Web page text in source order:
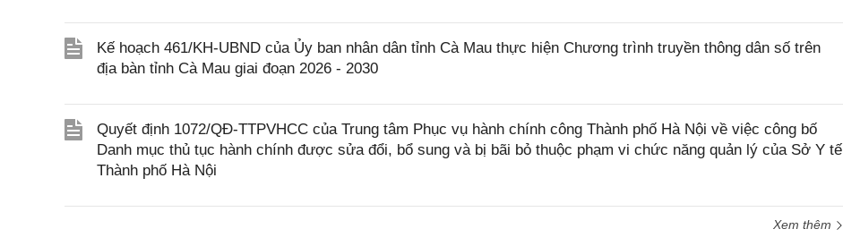
Kế hoạch 461/KH-UBND của Ủy ban nhân dân tỉnh Cà Mau thực hiện Chương trình truyền thông dân số trên
địa bàn tỉnh Cà Mau giai đoạn 2026 - 2030
Quyết định 1072/QĐ-TTPVHCC của Trung tâm Phục vụ hành chính công Thành phố Hà Nội về việc công bố
Danh mục thủ tục hành chính được sửa đổi, bổ sung và bị bãi bỏ thuộc phạm vi chức năng quản lý của Sở Y tế
Thành phố Hà Nội
Xem thêm